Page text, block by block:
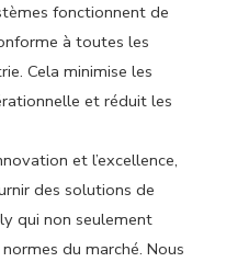
fonctionnent de
à toutes les
Cela minimise les
et réduit les
et l’excellence,
des solutions de
qui non seulement
du marché. Nous